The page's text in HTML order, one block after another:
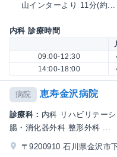
山インターより 11分(約...
内科 診療時間
09:00-12:30
14:00-18:00
病院 恵寿金沢病院
診療科： 内科 リハビリテー
腸・消化器外科 整形外科 ...
〒9200910 石川県金沢市